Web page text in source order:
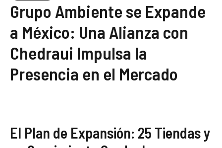
Grupo Ambiente se Expande
a México: Una Alianza con
Chedraui Impulsa la
Presencia en el Mercado
El Plan de Expansión: 25 Tiendas y